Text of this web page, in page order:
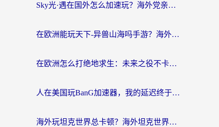
Sky光·遇在国外怎么加速玩？海外党亲测有效的国服游戏加速指南
在欧洲能玩天下-异兽山海吗手游？海外玩家的加速器生存指南
在欧洲怎么打绝地求生：未来之役不卡？留学生亲测的加速器避坑指南
人在美国玩BanG加速器，我的延迟终于绿了
海外玩坦克世界总卡顿？海外坦克世界加速器有哪些？实测好用的选择在这里